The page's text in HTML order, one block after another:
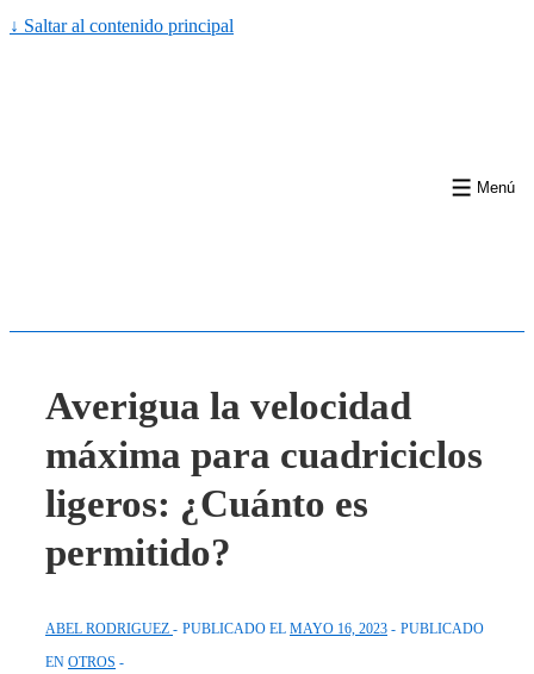
↓ Saltar al contenido principal
Menú
Averigua la velocidad
máxima para cuadriciclos
ligeros: ¿Cuánto es
permitido?
ABEL RODRIGUEZ PUBLICADO EL MAYO 16, 2023
PUBLICADO
EN OTROS